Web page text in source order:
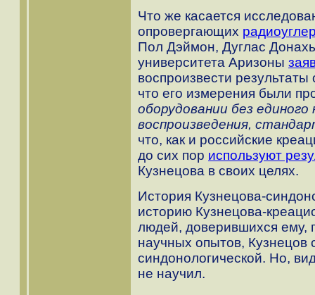
Что же касается
опровергающих
Пол Дэймон, Дуглас
университета Аризоны
воспроизвести
что его измерения были
оборудовании без
воспроизведения,
что, как и российские
до сих пор используют
Кузнецова в своих целях.
История Кузнецова-
историю Кузнецова-
людей, доверившихся ему,
научных опытов, Кузнецов
синдонологической. Но,
не научил.